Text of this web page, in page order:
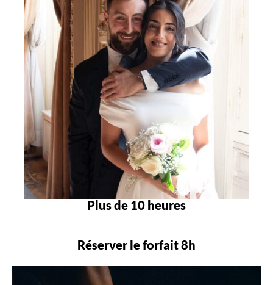
Plus de 10 heures
Réserver le forfait 8h